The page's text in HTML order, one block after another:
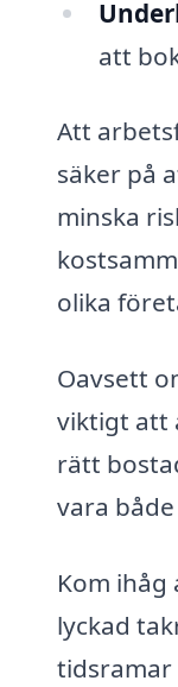
att
Att
säker på
minska
olika
Oavsett
viktigt att
rätt
vara
Kom
lyckad
tidsramar